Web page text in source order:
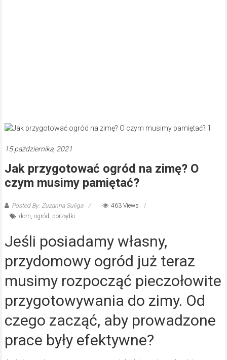
15 października, 2021
Jak przygotować ogród na zimę? O
czym musimy pamiętać?
Posted By: Zuzanna Suliga
463 Views
dom, ogród, porządki
Jeśli posiadamy własny,
przydomowy ogród już teraz
musimy rozpocząć pieczołowite
przygotowywania do zimy. Od
czego zacząć, aby prowadzone
prace były efektywne?